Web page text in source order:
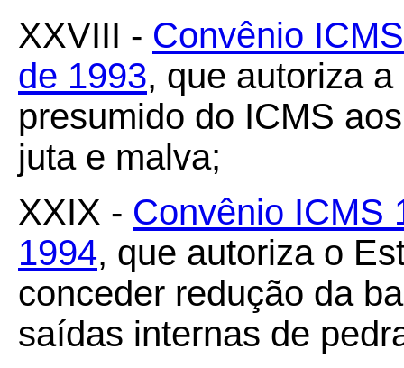
XXVIII - Convênio
de 1993, que autoriza
presumido do ICMS
juta e malva;
XXIX - Convênio ICMS
1994, que autoriza o
conceder redução da
saídas internas de